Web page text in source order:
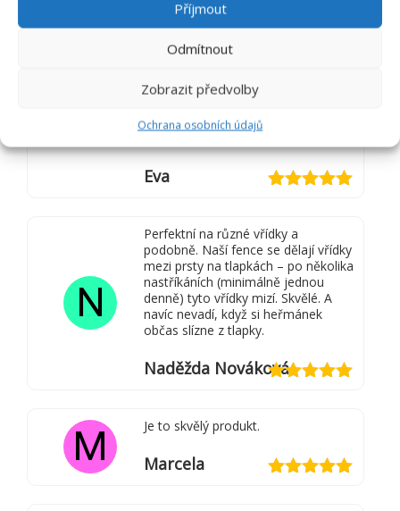
Příjmout
Odmítnout
Zobrazit předvolby
Ochrana osobních údajů
již nevadí a jezdí v něm rada 👍👍👍
perfektní přípravek – moc děkuji.
Přišlo mi ze diky vůně byli v aute
Eva
N
Perfektní na různé vřídky a
podobně. Naší fence se dělají vřídky
mezi prsty na tlapkách – po několika
nastříkáních (minimálně jednou
denně) tyto vřídky mizí. Skvělé. A
navíc nevadí, když si heřmánek
občas slízne z tlapky.
Naděžda Nováková
M Je to skvělý produkt.
Marcela